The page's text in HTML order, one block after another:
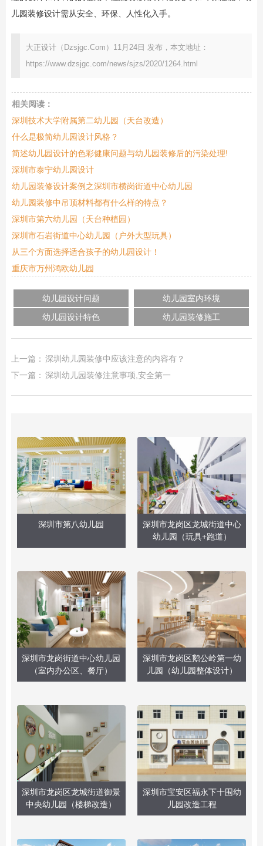
儿园装修设计需从安全、环保、人性化入手。
大正设计（Dzsjgc.Com）11月24日 发布，本文地址：
https://www.dzsjgc.com/news/sjzs/2020/1264.html
相关阅读：
深圳技术大学附属第二幼儿园（天台改造）
什么是极简幼儿园设计风格？
简述幼儿园设计的色彩健康问题与幼儿园装修后的污染处理!
深圳市泰宁幼儿园设计
幼儿园装修设计案例之深圳市横岗街道中心幼儿园
幼儿园装修中吊顶材料都有什么样的特点？
深圳市第六幼儿园（天台种植园）
深圳市石岩街道中心幼儿园（户外大型玩具）
从三个方面选择适合孩子的幼儿园设计！
重庆市万州鸿欧幼儿园
幼儿园设计问题
幼儿园室内环境
幼儿园设计特色
幼儿园装修施工
上一篇： 深圳幼儿园装修中应该注意的内容有？
下一篇： 深圳幼儿园装修注意事项,安全第一
深圳市第八幼儿园
深圳市龙岗区龙城街道中心
幼儿园（玩具+跑道）
深圳市龙岗街道中心幼儿园
（室内办公区、餐厅）
深圳市龙岗区鹅公岭第一幼
儿园（幼儿园整体设计）
深圳市龙岗区龙城街道御景
中央幼儿园（楼梯改造）
深圳市宝安区福永下十围幼
儿园改造工程